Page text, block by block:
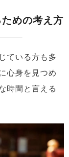
めの考え方
ている方も多
心身を見つめ
時間と言える